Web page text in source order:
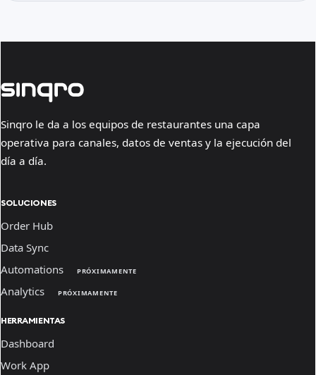
Sinqro le da a los equipos de restaurantes una capa
operativa para canales, datos de ventas y la ejecución del
día a día.
SOLUCIONES
Order Hub
Data Sync
Automations
PRÓXIMAMENTE
Analytics PRÓXIMAMENTE
HERRAMIENTAS
Dashboard
Work App